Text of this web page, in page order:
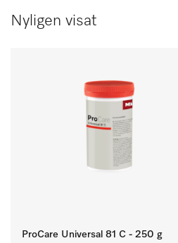
Nyligen visat
ProCare Universal 81 C - 250 g